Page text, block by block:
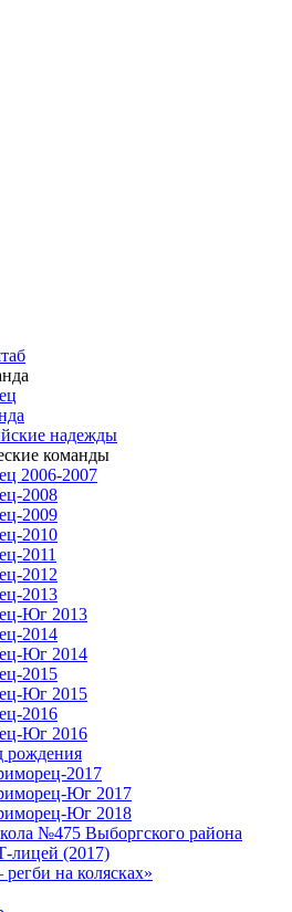
надежды
команды
2006-2007
2008
2009
2010
2011
2012
2013
Юг 2013
2014
Юг 2014
2015
Юг 2015
2016
Юг 2016
рождения
2017
Юг 2017
Юг 2018
№475 Выборгского района
лицей (2017)
на колясках»